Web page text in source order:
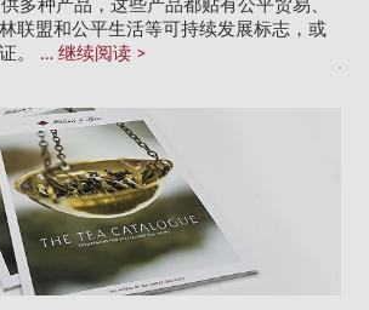
多种产品，这些产品都贴有公平贸易、
联盟和公平生活等可持续发展标志，或
。
继续阅读